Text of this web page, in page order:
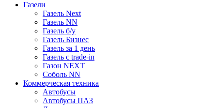
Газели
Газель Next
Газель NN
Газель б/у
Газель Бизнес
Газель за 1 день
Газель с trade-in
Газон NEXT
Соболь NN
Коммерческая техника
Автобусы
Автобусы ПАЗ